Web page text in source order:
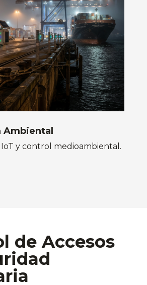
IoT y control medioambiental.
de Accesos